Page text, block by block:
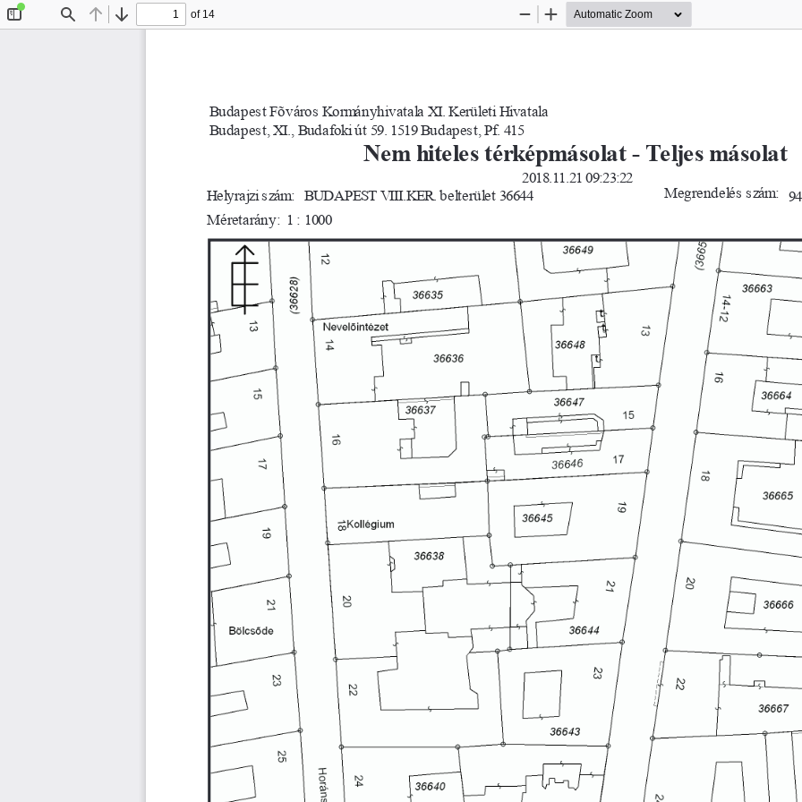
Find Previous
Next
of 14
Zoom
Zoom
Nem hiteles térképmásolat - Teljes másolat
Budapest Fõváros Kormányhivatala XI. Kerületi Hivatala
Budapest, XI., Budafoki út 59. 1519 Budapest, Pf. 415
Helyrajzi szám: BUDAPEST VIII.KER. belterület 36644 Megrendelés szám:
2018.11.21 09:23:22
Méretarány:  1 : 1000